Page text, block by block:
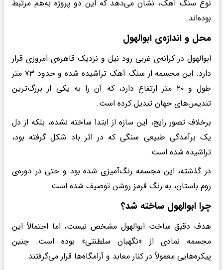
نوع سنگ آهک، نشان می‌دهد که این دو پروژه به‌هم مرتبط
بوده‌اند.
محل و اندازه‌ی ابوالهول
ابوالهول در کرانه‌ی غربی رود نیل و نزدیک قاهره‌ی امروزی قرار
دارد. این مجسمه از سنگ آهک تراشیده شده و حدود ۷۳ متر
طول و ۲۰ متر ارتفاع دارد، که آن را به یکی از بزرگ‌ترین
تندیس‌های جهان تبدیل کرده است.
برخلاف تصور رایج، این سازه از ابتدا ساخته نشده، بلکه از دل
یک برآمدگی طبیعی سنگی که در اثر باد شکل گرفته بود،
تراشیده شده است.
در گذشته، این مجسمه رنگ‌آمیزی شده بود و حتی در دوره‌ی
روم باستان، به رنگ قرمز روشن توصیف شده است.
چرا ابوالهول ساخته شد؟
هدف دقیق ساخت ابوالهول مشخص نیست، اما احتمالاً این
مجسمه نمادی از «نگهبان سلطنتی» بوده است. چنین
پیکره‌هایی معمولاً در کنار معابد و آرامگاه‌ها قرار می‌گرفتند.